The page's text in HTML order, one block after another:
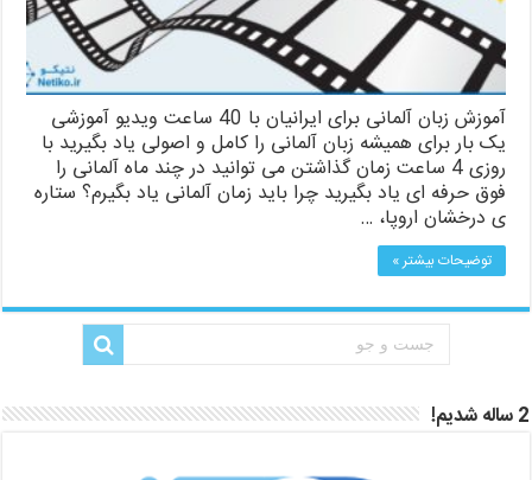
آموزش زبان آلمانی برای ایرانیان با 40 ساعت ویدیو آموزشی
یک بار برای همیشه زبان آلمانی را کامل و اصولی یاد بگیرید با
روزی 4 ساعت زمان گذاشتن می توانید در چند ماه آلمانی را
فوق حرفه ای یاد بگیرید چرا باید زمان آلمانی یاد بگیرم؟ ستاره
ی درخشان اروپا، …
توضیحات بیشتر »
2 ساله شدیم!